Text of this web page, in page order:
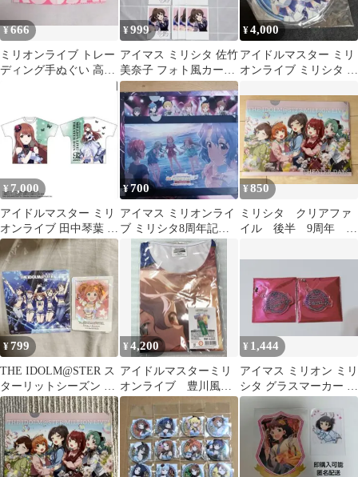
¥666
ミリオンライブ トレー
ディング手ぬぐい 高坂
海美 ミリシタ ミリアニ
¥999
アイマス ミリシタ 佐竹
美奈子 フォト風カード
ポストカード
¥4,000
アイドルマスター ミリ
オンライブ ミリシタ ア
ー 限定
¥ 7,000
アイドルマスター ミリ
オンライブ 田中琴葉 T
シャツ モルフォ・パレ
シア
¥700
アイマス ミリオンライ
ブ ミリシタ8周年記念
＋ミリオンライブ9周年
クリアファイル
¥850
ミリシタ クリアファ
イル 後半 9周年 秋
アイドルマスター
¥799
THE IDOLM@STER ス
ターリットシーズン 特
典
¥4,200
アイドルマスターミリ
オンライブ 豊川風花
フルグラフィックTシ
ャツ ミリシタ
¥ 1,444
アイマス ミリオン ミリ
シタ グラスマーカー エ
ミリー